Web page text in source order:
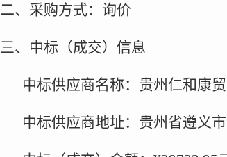
二、采购方式：询价
三、中标（成交）信息
中标供应商名称：贵州仁和康
中标供应商地址：贵州省遵义